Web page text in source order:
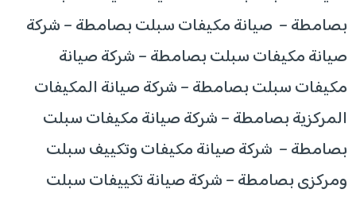
بصامطة – صيانة مكيفات سبلت بصامطة – شركة
صيانة مكيفات سبلت بصامطة – شركة صيانة
مكيفات سبلت بصامطة – شركة صيانة المكيفات
المركزية بصامطة – شركة صيانة مكيفات سبلت
بصامطة – شركة صيانة مكيفات وتكييف سبلت
ومركزى بصامطة – شركة صيانة تكييفات سبلت